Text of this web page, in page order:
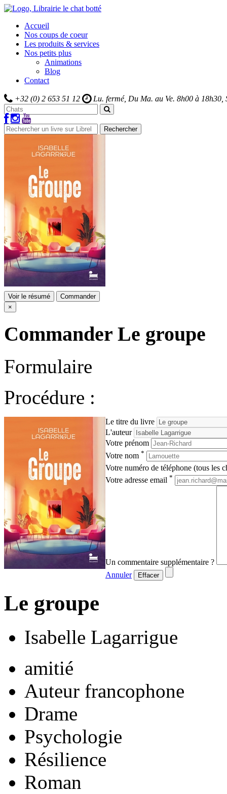
Accueil
Nos coups de coeur
Les produits & services
Nos petits plus
Animations
Blog
Contact
+32 (0) 2 653 51 12 Lu. fermé, Du Ma. au Ve. 8h00 à 18h30,
Rechercher
Voir le résumé
Commander
×
Commander Le groupe
Formulaire
Procédure :
Le titre du livre
L'auteur
Votre prénom
Votre nom *
Votre numéro de téléphone (tous les
Votre adresse email *
Un commentaire supplémentaire ?
Annuler
Effacer
Le groupe
Isabelle Lagarrigue
amitié
Auteur francophone
Drame
Psychologie
Résilience
Roman